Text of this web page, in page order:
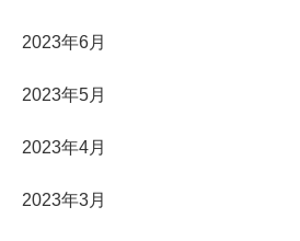
2023年6月
2023年5月
2023年4月
2023年3月